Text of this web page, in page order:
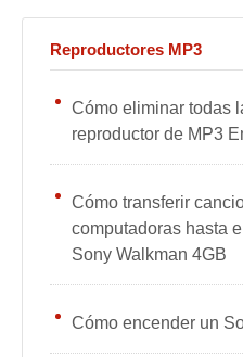
Reproductores MP3
Cómo eliminar todas
reproductor de MP3
Cómo transferir
computadoras hasta
Sony Walkman 4GB
Cómo encender un